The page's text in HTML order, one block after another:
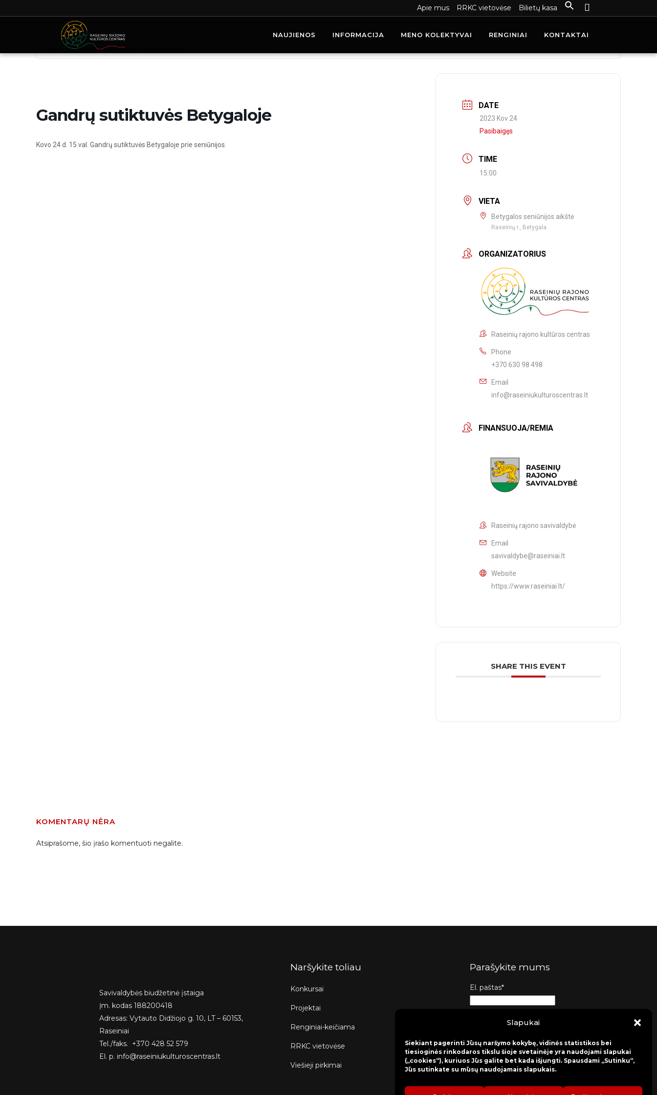
Slapukai
Siekiant pagerinti Jūsų naršymo kokybę, vidinės statistikos bei
tiesioginės rinkodaros tikslu šioje svetainėje yra naudojami slapukai
(„cookies“), kuriuos Jūs galite bet kada išjungti. Spausdami „Sutinku“,
Jūs sutinkate su mūsų naudojamais slapukais.
Apie mus RRKC vietovėse Bilietų kasa
NAUJIENOS INFORMACIJA MENO KOLEKTYVAI RENGINIAI KONTAKTAI
Renginiai - Raseinių rajono kultūros centras
Gandrų sutiktuvės Betygaloje
Kovo 24 d. 15 val. Gandrų sutiktuvės Betygaloje prie seniūnijos.
DATE
2023 Kov 24
Pasibaigęs
TIME
15:00
VIETA
Betygalos seniūnijos aikštė
Raseinių r., Betygala
ORGANIZATORIUS
Raseinių rajono kultūros centras
Phone
+370 630 98 498
Email
info@raseiniukulturoscentras.lt
FINANSUOJA/REMIA
Raseinių rajono savivaldybė
Email
savivaldybe@raseiniai.lt
Website
https://www.raseiniai.lt/
SHARE THIS EVENT
KOMENTARŲ NĖRA
Atsiprašome, šio įrašo komentuoti negalite.
Savivaldybės biudžetinė įstaiga
Įm. kodas 188200418
Adresas: Vytauto Didžiojo g. 10, LT – 60153,
Raseiniai
Tel./faks. +370 428 52 579
El. p. info@raseiniukulturoscentras.lt
Naršykite toliau
Konkursai
Projektai
Renginiai-keičiama
RRKC vietovėse
Viešieji pirkimai
Parašykite mums
El. paštas*
Žinutė*